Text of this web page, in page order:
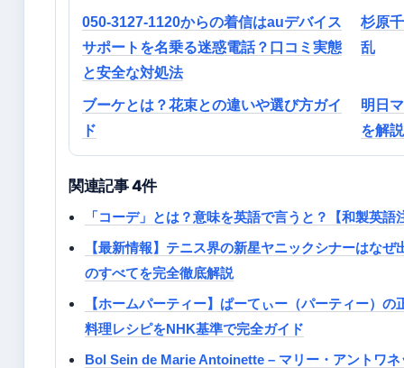
050-3127-1120からの着信はauデバイス
サポートを名乗る迷惑電話？口コミ実態
と安全な対処法
杉原
乱
ブーケとは？花束との違いや選び方ガイ
ド
明日
を解説
関連記事 4件
「コーデ」とは？意味を英語で言うと？【和製英語
【最新情報】テニス界の新星ヤニックシナーはな
のすべてを完全徹底解説
【ホームパーティー】ぱーてぃー（パーティー）
料理レシピをNHK基準で完全ガイド
Bol Sein de Marie Antoinette – マリー・アントワ